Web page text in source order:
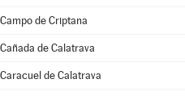
Campo de Criptana
Cañada de Calatrava
Caracuel de Calatrava